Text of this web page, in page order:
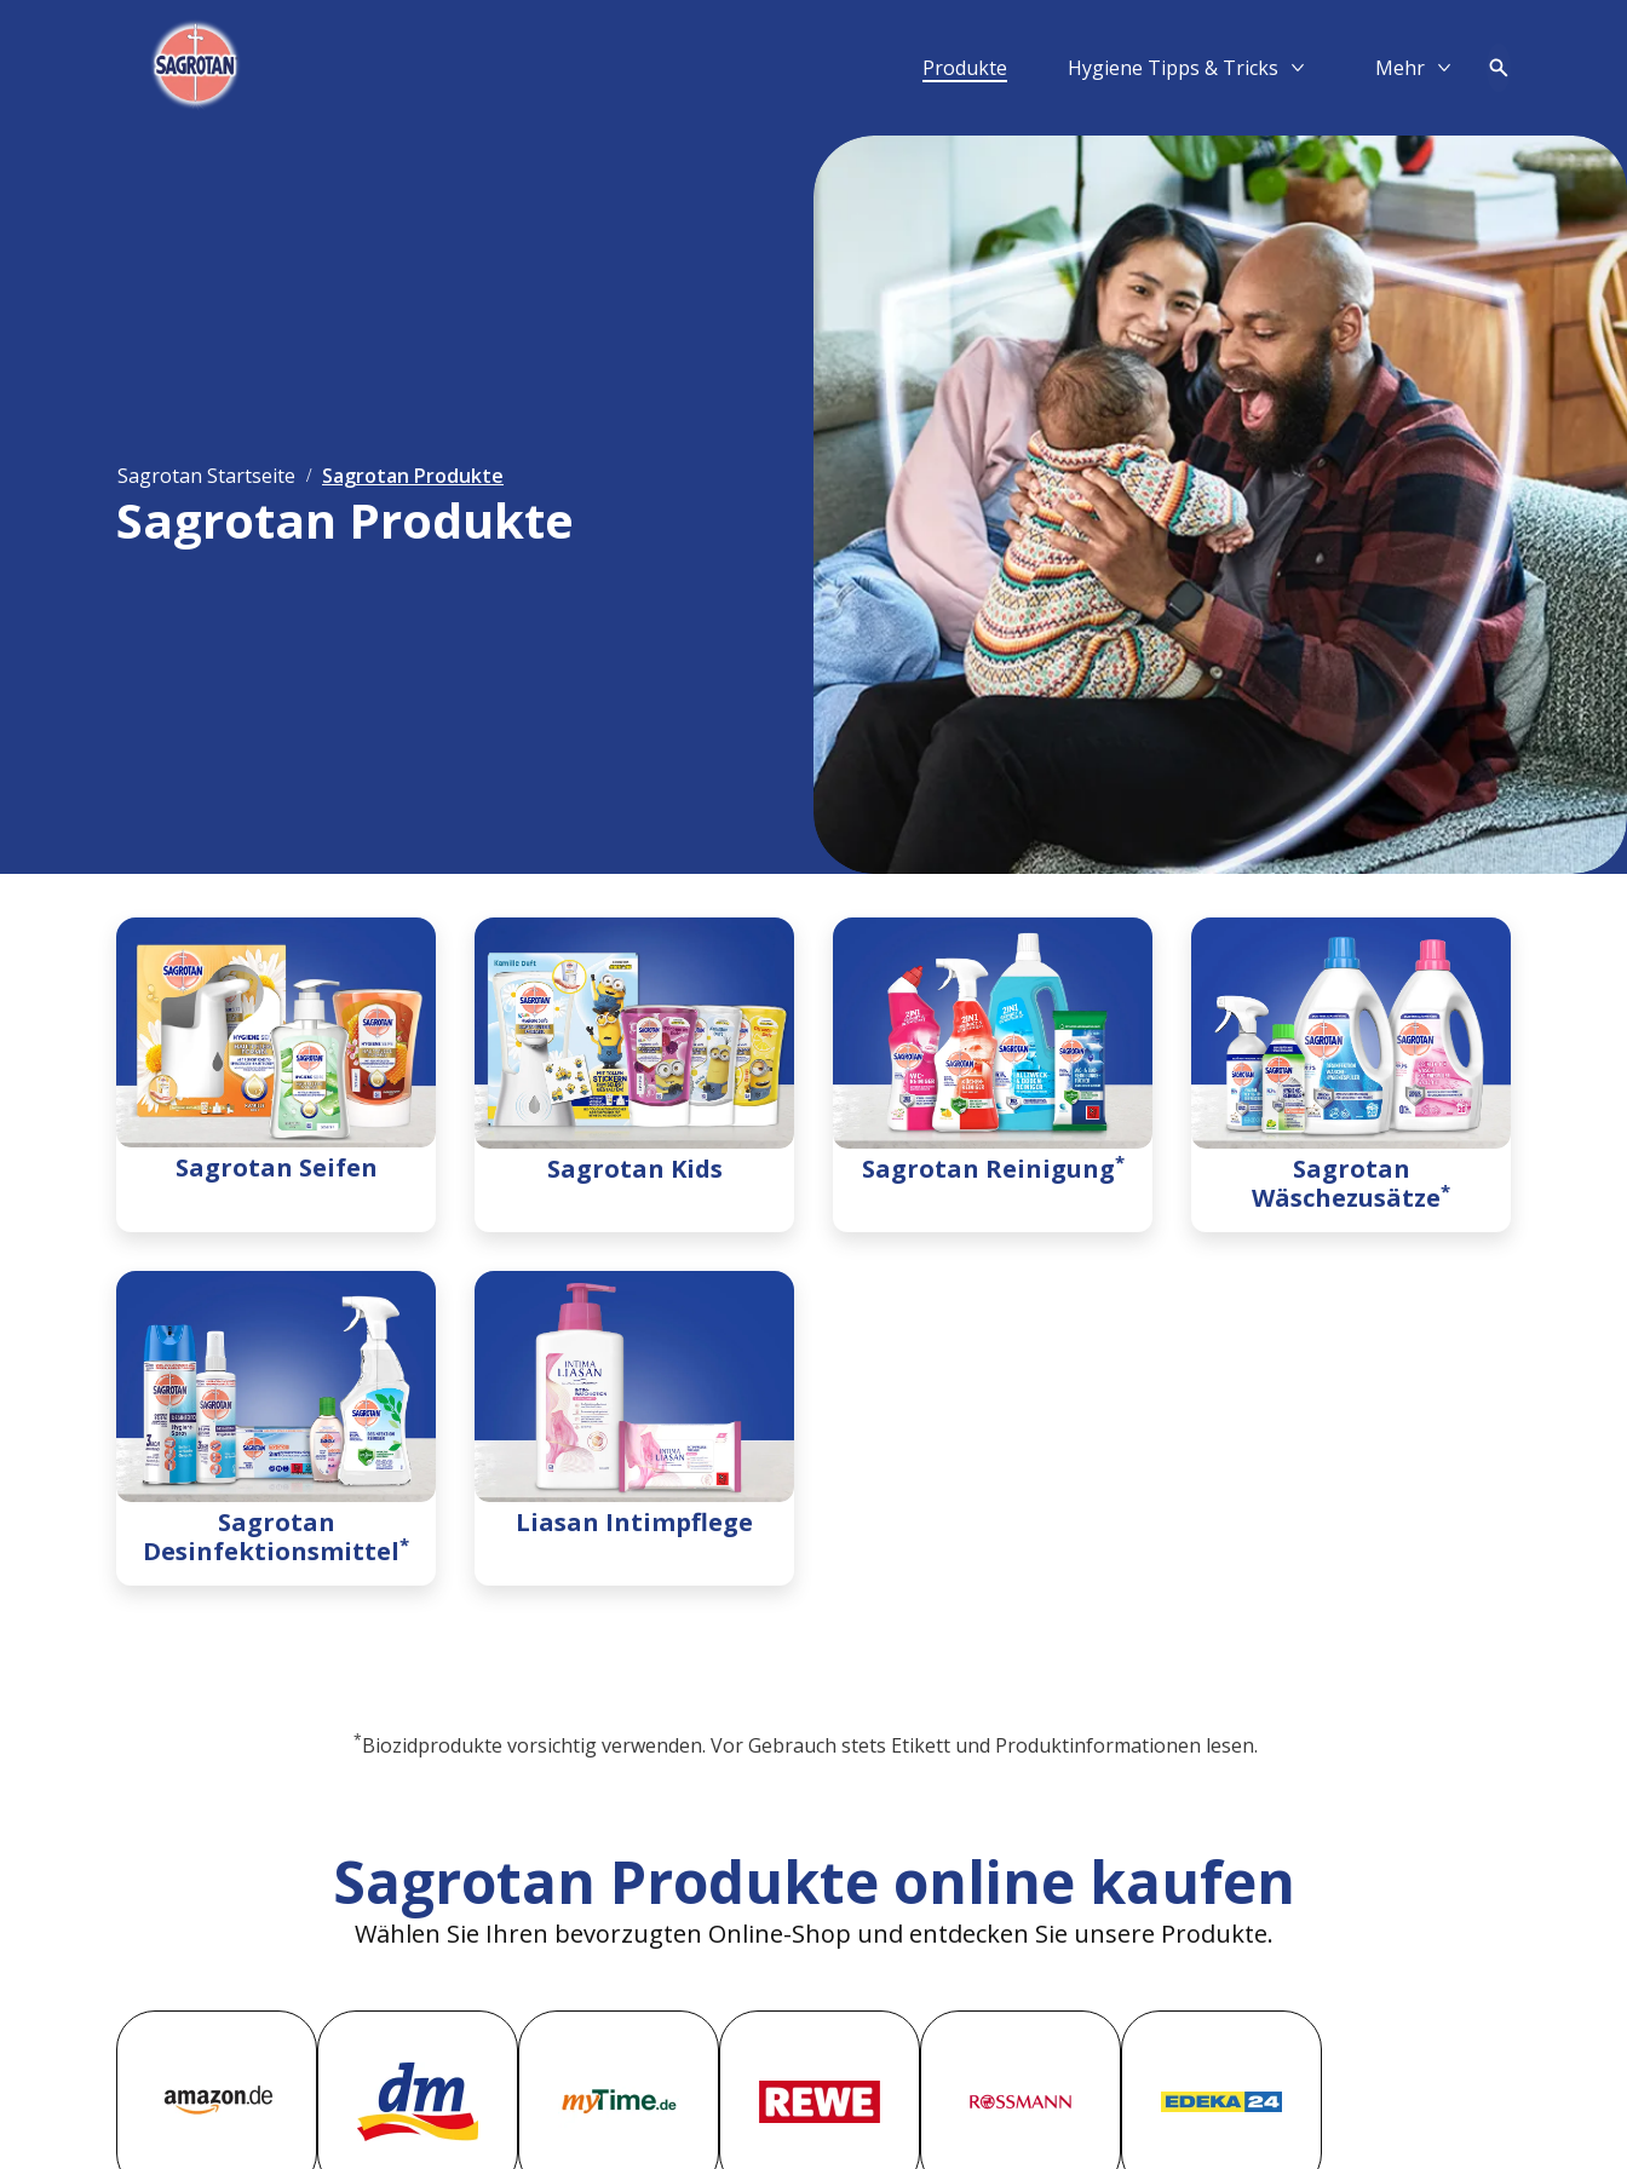
Produkte Hygiene Tipps & Tricks
Mehr Hygiene Tipps & Tricks
Mehr​
Mehr Mehr​
Sagrotan Startseite Sagrotan Produkte
Sagrotan Produkte
Sagrotan Seifen Sagrotan Kids Sagrotan Reinigung*
Sagrotan
Wäschezusätze*
Sagrotan
Desinfektionsmittel*
Liasan Intimpflege
*Biozidprodukte vorsichtig verwenden. Vor Gebrauch stets Etikett und Produktinformationen lesen.
Sagrotan Produkte online kaufen
Wählen Sie Ihren bevorzugten Online-Shop und entdecken Sie unsere Produkte.